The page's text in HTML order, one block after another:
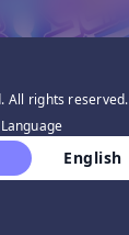
All rights reserved.
Language
English